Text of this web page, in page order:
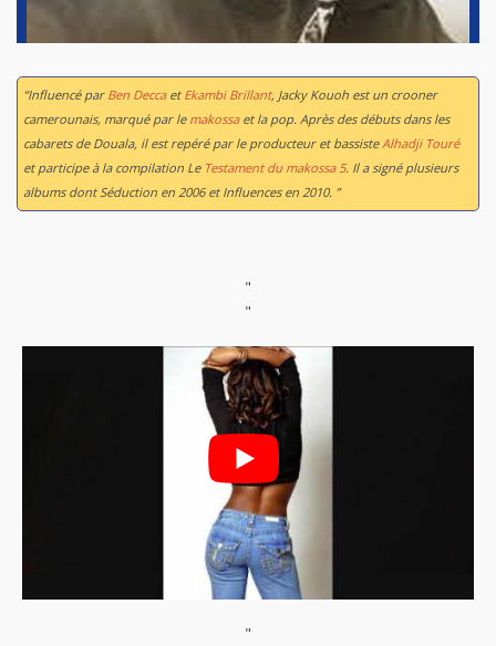
“Influencé par Ben Deccaet Ekambi Brillant, Jacky Kouoh est un crooner
camerounais, marqué par le makossaet la pop. Après des débuts dans les
cabarets de Douala, il est repéré par le producteur et bassisteAlhadji Touré
et participe à la compilation Le Testament du makossa 5. Il a signé plusieurs
albums dontSéduction en 2006 et Influencesen 2010. ”
"
"
"